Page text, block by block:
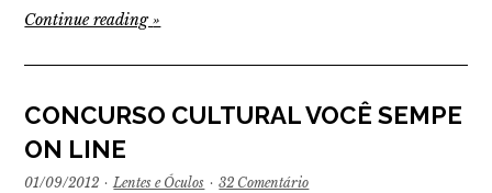
Continue reading»
CONCURSO CULTURAL VOCÊ SEMPE
ON LINE
01/09/2012 · Lentes e Óculos · 32 Comentário